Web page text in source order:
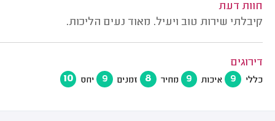
חוות דעת
קיבלתי שירות טוב ויעיל. מאוד נעים הליכות.
דירוגים
כללי 9 איכות 9 מחיר 8 זמנים 9 יחס 10